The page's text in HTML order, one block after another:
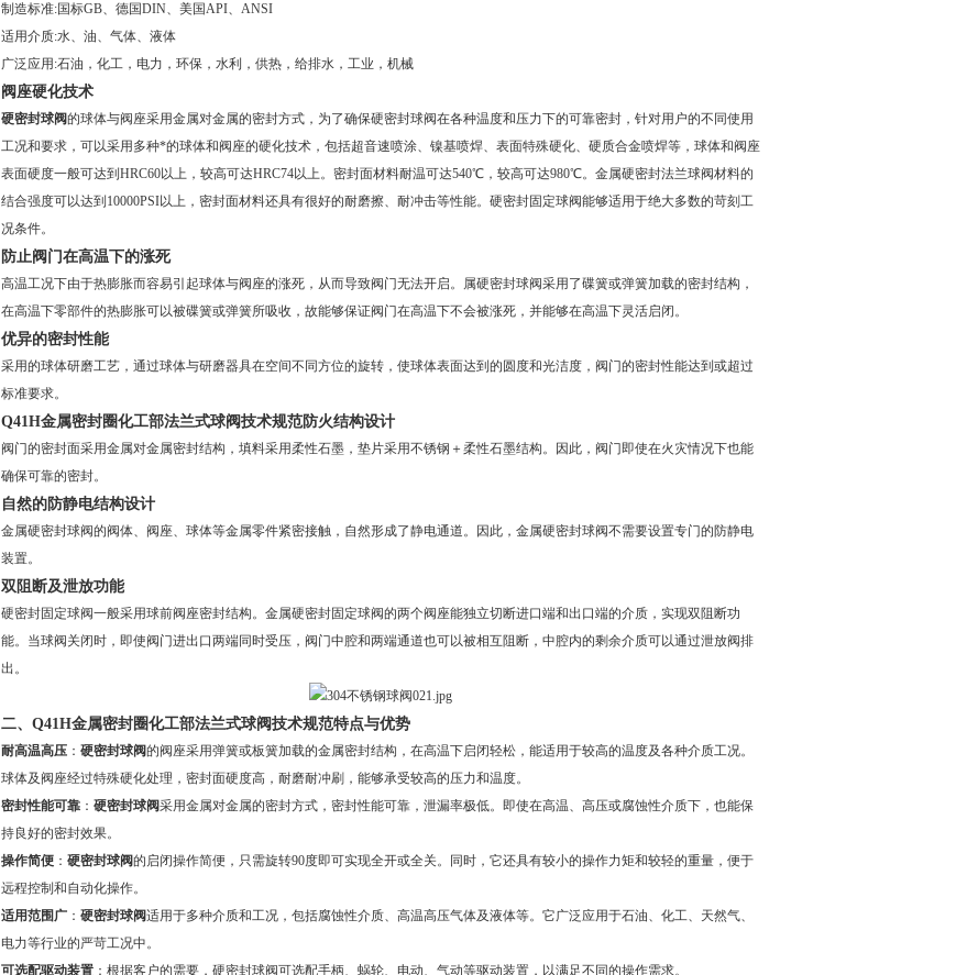
制造标准:国标GB、德国DIN、美国API、ANSI
适用介质:水、油、气体、液体
广泛应用:石油，化工，电力，环保，水利，供热，给排水，工业，机械
阀座硬化技术
硬密封球阀的球体与阀座采用金属对金属的密封方式，为了确保硬密封球阀在各种温度和压力下的可靠密封，针对用户的不同使用
工况和要求，可以采用多种*的球体和阀座的硬化技术，包括超音速喷涂、镍基喷焊、表面特殊硬化、硬质合金喷焊等，球体和阀座
表面硬度一般可达到HRC60以上，较高可达HRC74以上。密封面材料耐温可达540℃，较高可达980℃。金属硬密封法兰球阀材料的
结合强度可以达到10000PSI以上，密封面材料还具有很好的耐磨擦、耐冲击等性能。硬密封固定球阀能够适用于绝大多数的苛刻工
况条件。
防止阀门在高温下的涨死
高温工况下由于热膨胀而容易引起球体与阀座的涨死，从而导致阀门无法开启。属硬密封球阀采用了碟簧或弹簧加载的密封结构，
在高温下零部件的热膨胀可以被碟簧或弹簧所吸收，故能够保证阀门在高温下不会被涨死，并能够在高温下灵活启闭。
优异的密封性能
采用的球体研磨工艺，通过球体与研磨器具在空间不同方位的旋转，使球体表面达到的圆度和光洁度，阀门的密封性能达到或超过
标准要求。
Q41H金属密封圈化工部法兰式球阀技术规范防火结构设计
阀门的密封面采用金属对金属密封结构，填料采用柔性石墨，垫片采用不锈钢＋柔性石墨结构。因此，阀门即使在火灾情况下也能
确保可靠的密封。
自然的防静电结构设计
金属硬密封球阀的阀体、阀座、球体等金属零件紧密接触，自然形成了静电通道。因此，金属硬密封球阀不需要设置专门的防静电
装置。
双阻断及泄放功能
硬密封固定球阀一般采用球前阀座密封结构。金属硬密封固定球阀的两个阀座能独立切断进口端和出口端的介质，实现双阻断功
能。当球阀关闭时，即使阀门进出口两端同时受压，阀门中腔和两端通道也可以被相互阻断，中腔内的剩余介质可以通过泄放阀排
出。
二、 Q41H金属密封圈化工部法兰式球阀技术规范特点与优势
耐高温高压： 硬密封球阀的阀座采用弹簧或板簧加载的金属密封结构，在高温下启闭轻松，能适用于较高的温度及各种介质工况。
球体及阀座经过特殊硬化处理，密封面硬度高，耐磨耐冲刷，能够承受较高的压力和温度。
密封性能可靠： 硬密封球阀采用金属对金属的密封方式，密封性能可靠，泄漏率极低。即使在高温、高压或腐蚀性介质下，也能保
持良好的密封效果。
操作简便： 硬密封球阀的启闭操作简便，只需旋转90度即可实现全开或全关。同时，它还具有较小的操作力矩和较轻的重量，便于
远程控制和自动化操作。
适用范围广： 硬密封球阀适用于多种介质和工况，包括腐蚀性介质、高温高压气体及液体等。它广泛应用于石油、化工、天然气、
电力等行业的严苛工况中。
可选配驱动装置：根据客户的需要，硬密封球阀可选配手柄、蜗轮、电动、气动等驱动装置，以满足不同的操作需求。